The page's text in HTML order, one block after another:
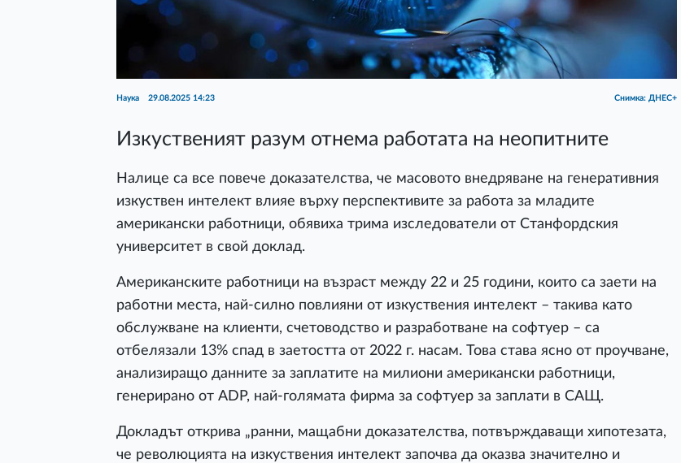
Наука 29.08.2025 14:23 Снимка: ДНЕС+
Изкуственият разум отнема работата на неопитните
Налице са все повече доказателства, че масовото внедряване на генеративния
изкуствен интелект влияе върху перспективите за работа за младите
американски работници, обявиха трима изследователи от Станфордския
университет в свой доклад.
Американските работници на възраст между 22 и 25 години, които са заети на
работни места, най-силно повлияни от изкуствения интелект – такива като
обслужване на клиенти, счетоводство и разработване на софтуер – са
отбелязали 13% спад в заетостта от 2022 г. насам. Това става ясно от проучване,
анализиращо данните за заплатите на милиони американски работници,
генерирано от ADP, най-голямата фирма за софтуер за заплати в САЩ.
Докладът открива „ранни, мащабни доказателства, потвърждаващи хипотезата,
че революцията на изкуствения интелект започва да оказва значително и